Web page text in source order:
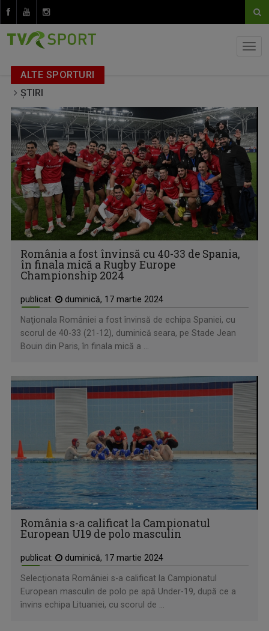
ALTE SPORTURI
ȘTIRI
România a fost învinsă cu 40-33 de Spania,
în finala mică a Rugby Europe
Championship 2024
publicat: duminică, 17 martie 2024
Naţionala României a fost învinsă de echipa Spaniei, cu
scorul de 40-33 (21-12), duminică seara, pe Stade Jean
Bouin din Paris, în finala mică a ...
România s-a calificat la Campionatul
European U19 de polo masculin
publicat: duminică, 17 martie 2024
Selecţionata României s-a calificat la Campionatul
European masculin de polo pe apă Under-19, după ce a
învins echipa Lituaniei, cu scorul de ...